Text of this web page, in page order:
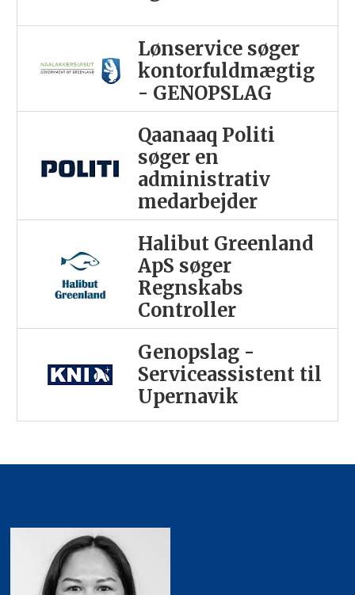
Lønservice søger
kontorfuldmægtig
- GENOPSLAG
Qaanaaq Politi
søger en
administrativ
medarbejder
Halibut Greenland
ApS søger
Regnskabs
Controller
Genopslag -
Serviceassistent til
Upernavik